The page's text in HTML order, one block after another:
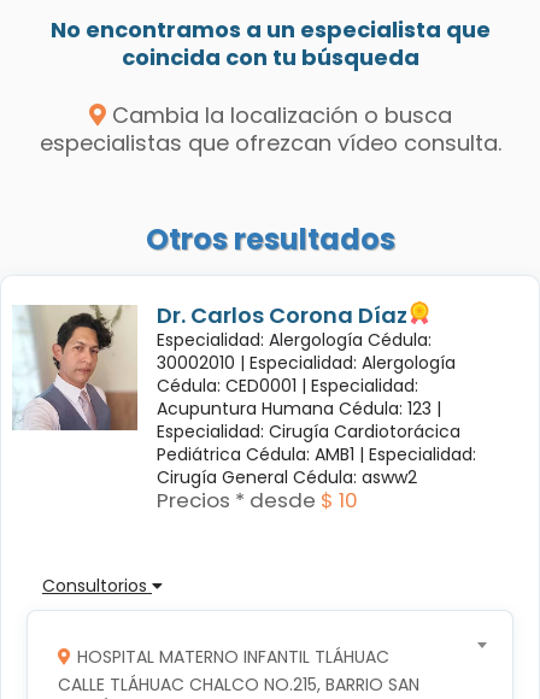
No encontramos a un especialista que
coincida con tu búsqueda
Cambia la localización o busca
especialistas que ofrezcan vídeo consulta.
Otros resultados
Dr. Carlos Corona Díaz
Especialidad: Alergología Cédula:
30002010 | Especialidad: Alergología
Cédula: CED0001 | Especialidad:
Acupuntura Humana Cédula: 123 |
Especialidad: Cirugía Cardiotorácica
Pediátrica Cédula: AMB1 | Especialidad:
Cirugía General Cédula: asww2
Precios * desde $ 10
Consultorios
HOSPITAL MATERNO INFANTIL TLÁHUAC
CALLE TLÁHUAC CHALCO NO.215, BARRIO SAN